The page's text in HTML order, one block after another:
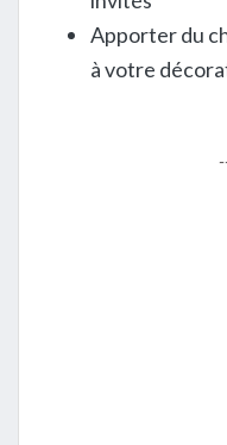
Apporter du
à votre